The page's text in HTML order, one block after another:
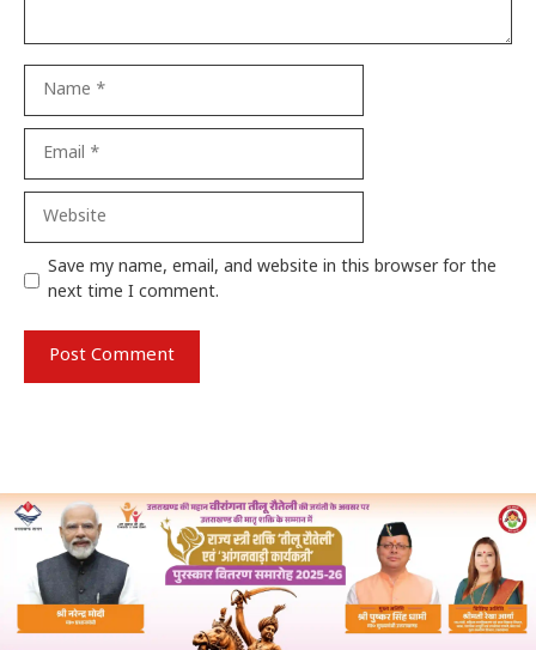
Website
Save my name, email, and website in this browser for the
next time I comment.